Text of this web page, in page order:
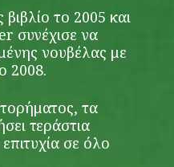
το 2005 και
συνέχισε να
νουβέλας με
2008.
τα
τεράστια
σε όλο